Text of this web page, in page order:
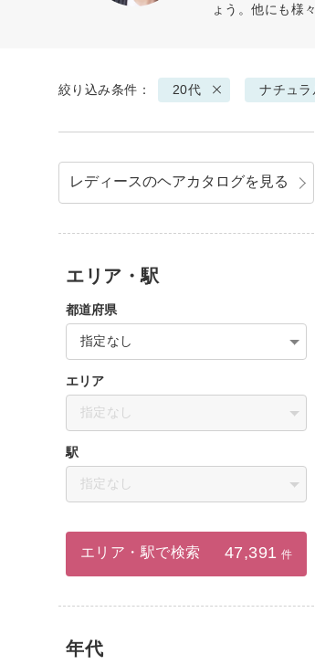
ょう。他にも様
絞り込み条件： 20代 ナチュラ
レディースのヘアカタログを見る
エリア・駅
都道府県
指定なし
エリア
指定なし
駅
指定なし
エリア・駅で検索 47,391 件
年代